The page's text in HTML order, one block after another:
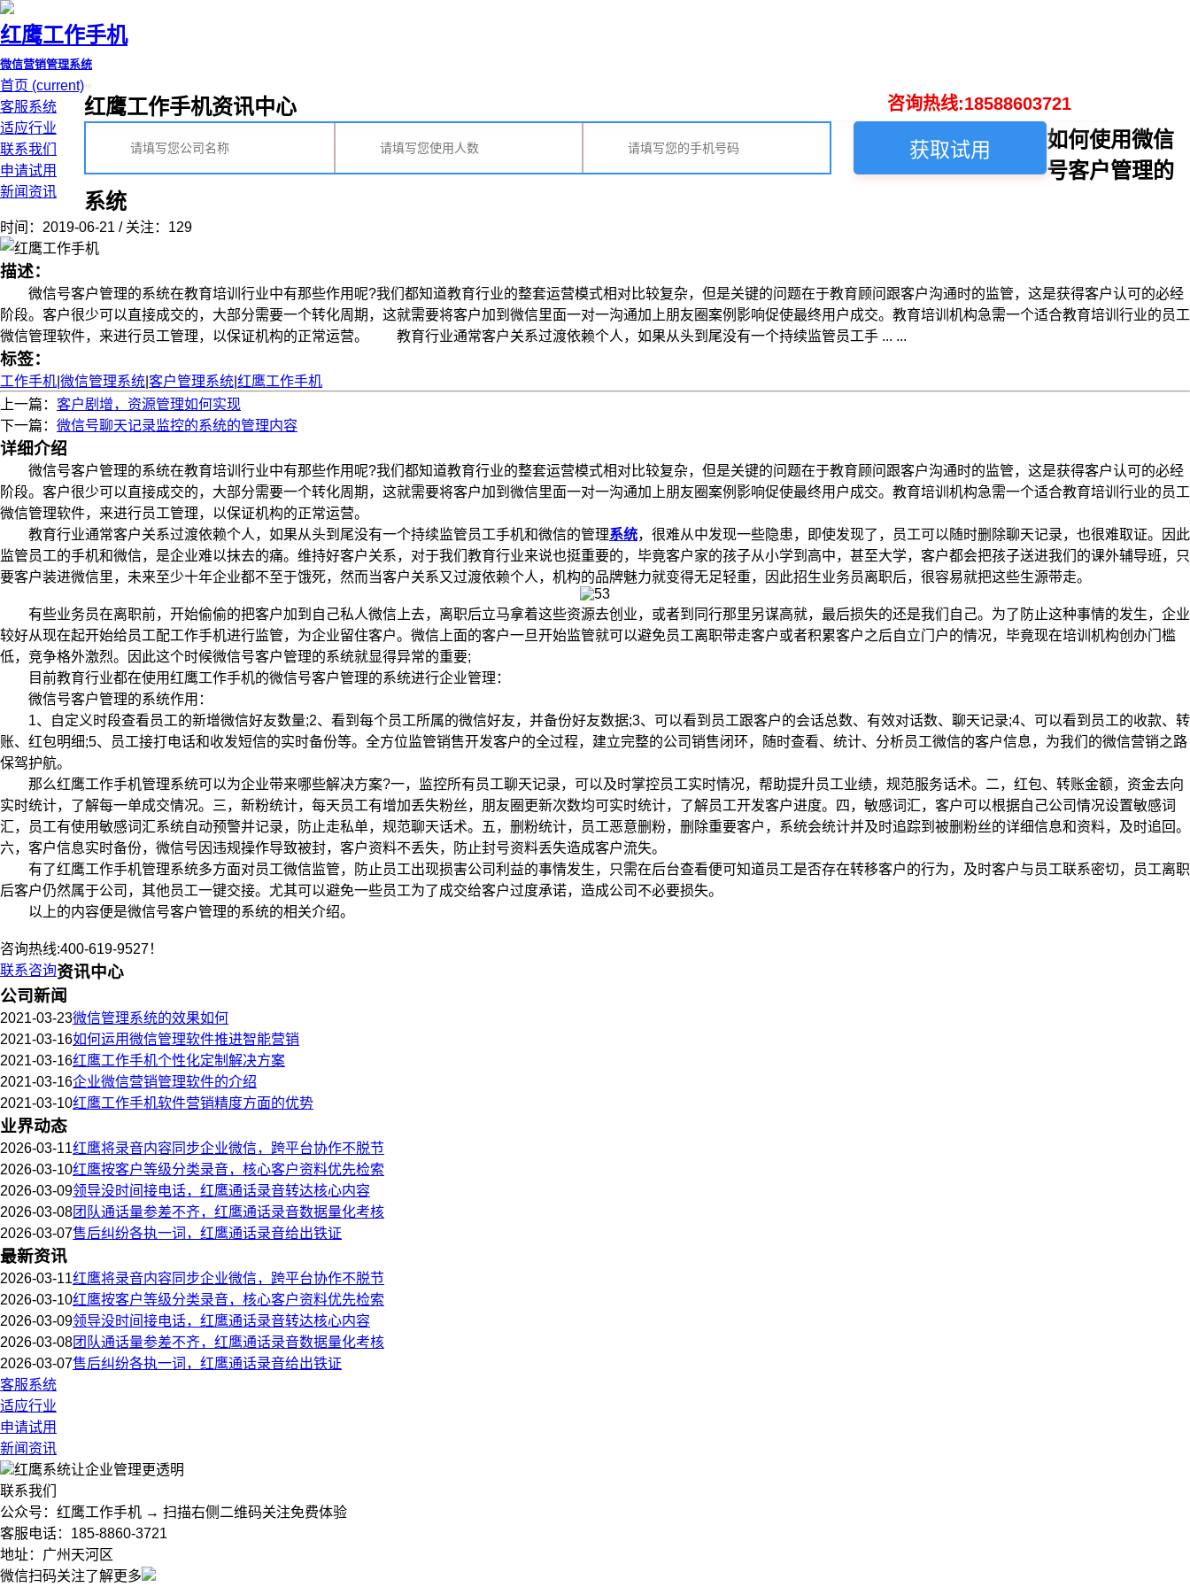
红鹰工作手机
微信营销管理系统
首页 (current)
客服系统
适应行业
联系我们
申请试用
新闻资讯
咨询热线:18588603721
红鹰工作手机资讯中心
获取试用
如何使用微信
号客户管理的
系统
时间：2019-06-21 / 关注：129
描述：
微信号客户管理的系统在教育培训行业中有那些作用呢?我们都知道教育行业的整套运营模式相对比较复杂，但是关键的问题在于教育顾问跟客户沟通时的监管，这是获得客户认可的必经
阶段。客户很少可以直接成交的，大部分需要一个转化周期，这就需要将客户加到微信里面一对一沟通加上朋友圈案例影响促使最终用户成交。教育培训机构急需一个适合教育培训行业的员工
微信管理软件，来进行员工管理，以保证机构的正常运营。 教育行业通常客户关系过渡依赖个人，如果从头到尾没有一个持续监管员工手 ... ...
标签：
工作手机 微信管理系统 客户管理系统 红鹰工作手机
上一篇： 客户剧增，资源管理如何实现
下一篇： 微信号聊天记录监控的系统的管理内容
详细介绍
微信号客户管理的系统在教育培训行业中有那些作用呢?我们都知道教育行业的整套运营模式相对比较复杂，但是关键的问题在于教育顾问跟客户沟通时的监管，这是获得客户认可的必经
阶段。客户很少可以直接成交的，大部分需要一个转化周期，这就需要将客户加到微信里面一对一沟通加上朋友圈案例影响促使最终用户成交。教育培训机构急需一个适合教育培训行业的员工
微信管理软件，来进行员工管理，以保证机构的正常运营。
教育行业通常客户关系过渡依赖个人，如果从头到尾没有一个持续监管员工手机和微信的管理系统，很难从中发现一些隐患，即使发现了，员工可以随时删除聊天记录，也很难取证。因此
监管员工的手机和微信，是企业难以抹去的痛。维持好客户关系，对于我们教育行业来说也挺重要的，毕竟客户家的孩子从小学到高中，甚至大学，客户都会把孩子送进我们的课外辅导班，只
要客户装进微信里，未来至少十年企业都不至于饿死，然而当客户关系又过渡依赖个人，机构的品牌魅力就变得无足轻重，因此招生业务员离职后，很容易就把这些生源带走。
有些业务员在离职前，开始偷偷的把客户加到自己私人微信上去，离职后立马拿着这些资源去创业，或者到同行那里另谋高就，最后损失的还是我们自己。为了防止这种事情的发生，企业
较好从现在起开始给员工配工作手机进行监管，为企业留住客户。微信上面的客户一旦开始监管就可以避免员工离职带走客户或者积累客户之后自立门户的情况，毕竟现在培训机构创办门槛
低，竞争格外激烈。因此这个时候微信号客户管理的系统就显得异常的重要;
目前教育行业都在使用红鹰工作手机的微信号客户管理的系统进行企业管理：
微信号客户管理的系统作用：
1、自定义时段查看员工的新增微信好友数量;2、看到每个员工所属的微信好友，并备份好友数据;3、可以看到员工跟客户的会话总数、有效对话数、聊天记录;4、可以看到员工的收款、转
账、红包明细;5、员工接打电话和收发短信的实时备份等。全方位监管销售开发客户的全过程，建立完整的公司销售闭环，随时查看、统计、分析员工微信的客户信息，为我们的微信营销之路
保驾护航。
那么红鹰工作手机管理系统可以为企业带来哪些解决方案?一，监控所有员工聊天记录，可以及时掌控员工实时情况，帮助提升员工业绩，规范服务话术。二，红包、转账金额，资金去向
实时统计，了解每一单成交情况。三，新粉统计，每天员工有增加丢失粉丝，朋友圈更新次数均可实时统计，了解员工开发客户进度。四，敏感词汇，客户可以根据自己公司情况设置敏感词
汇，员工有使用敏感词汇系统自动预警并记录，防止走私单，规范聊天话术。五，删粉统计，员工恶意删粉，删除重要客户，系统会统计并及时追踪到被删粉丝的详细信息和资料，及时追回。
六，客户信息实时备份，微信号因违规操作导致被封，客户资料不丢失，防止封号资料丢失造成客户流失。
有了红鹰工作手机管理系统多方面对员工微信监管，防止员工出现损害公司利益的事情发生，只需在后台查看便可知道员工是否存在转移客户的行为，及时客户与员工联系密切，员工离职
后客户仍然属于公司，其他员工一键交接。尤其可以避免一些员工为了成交给客户过度承诺，造成公司不必要损失。
以上的内容便是微信号客户管理的系统的相关介绍。
咨询热线:400-619-9527！
联系咨询资讯中心
公司新闻
2021-03-23微信管理系统的效果如何
2021-03-16如何运用微信管理软件推进智能营销
2021-03-16红鹰工作手机个性化定制解决方案
2021-03-16企业微信营销管理软件的介绍
2021-03-10红鹰工作手机软件营销精度方面的优势
业界动态
2026-03-11红鹰将录音内容同步企业微信，跨平台协作不脱节
2026-03-10红鹰按客户等级分类录音，核心客户资料优先检索
2026-03-09领导没时间接电话，红鹰通话录音转达核心内容
2026-03-08团队通话量参差不齐，红鹰通话录音数据量化考核
2026-03-07售后纠纷各执一词，红鹰通话录音给出铁证
最新资讯
2026-03-11红鹰将录音内容同步企业微信，跨平台协作不脱节
2026-03-10红鹰按客户等级分类录音，核心客户资料优先检索
2026-03-09领导没时间接电话，红鹰通话录音转达核心内容
2026-03-08团队通话量参差不齐，红鹰通话录音数据量化考核
2026-03-07售后纠纷各执一词，红鹰通话录音给出铁证
客服系统
适应行业
申请试用
新闻资讯
红鹰系统让企业管理更透明
联系我们
公众号：红鹰工作手机 → 扫描右侧二维码关注免费体验
客服电话：185-8860-3721
地址：广州天河区
微信扫码关注了解更多